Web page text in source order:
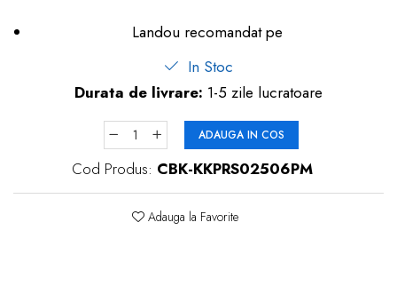
Landou recomandat pe
In Stoc
Durata de livrare: 1-5 zile lucratoare
ADAUGA IN COS
Cod Produs: CBK-KKPRS02506PM
Adauga la Favorite